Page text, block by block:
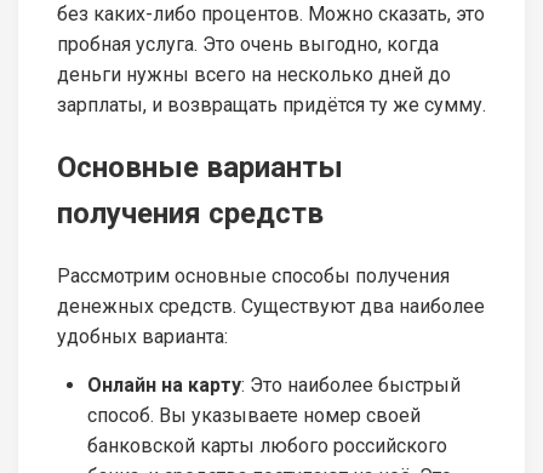
без каких-либо процентов. Можно сказать, это
пробная услуга. Это очень выгодно, когда
деньги нужны всего на несколько дней до
зарплаты, и возвращать придётся ту же сумму.
Основные варианты
получения средств
Рассмотрим основные способы получения
денежных средств. Существуют два наиболее
удобных варианта:
Онлайн на карту: Это наиболее быстрый
способ. Вы указываете номер своей
банковской карты любого российского